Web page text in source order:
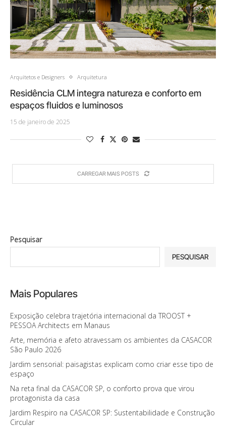
Arquitetos e Designers Arquitetura
Residência CLM integra natureza e conforto em
espaços fluidos e luminosos
15 de janeiro de 2025
CARREGAR MAIS POSTS
Pesquisar
PESQUISAR
Mais Populares
Exposição celebra trajetória internacional da TROOST +
PESSOA Architects em Manaus
Arte, memória e afeto atravessam os ambientes da CASACOR
São Paulo 2026
Jardim sensorial: paisagistas explicam como criar esse tipo de
espaço
Na reta final da CASACOR SP, o conforto prova que virou
protagonista da casa
Jardim Respiro na CASACOR SP: Sustentabilidade e Construção
Circular